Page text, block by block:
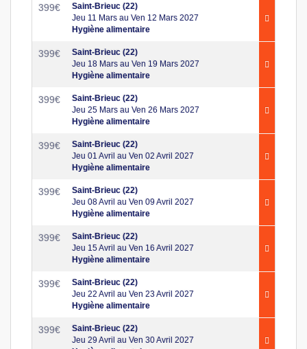
399€
Saint-Brieuc (22)
Jeu 11 Mars au Ven 12 Mars 2027
Hygiène alimentaire
399€
Saint-Brieuc (22)
Jeu 18 Mars au Ven 19 Mars 2027
Hygiène alimentaire
399€
Saint-Brieuc (22)
Jeu 25 Mars au Ven 26 Mars 2027
Hygiène alimentaire
399€
Saint-Brieuc (22)
Jeu 01 Avril au Ven 02 Avril 2027
Hygiène alimentaire
399€
Saint-Brieuc (22)
Jeu 08 Avril au Ven 09 Avril 2027
Hygiène alimentaire
399€
Saint-Brieuc (22)
Jeu 15 Avril au Ven 16 Avril 2027
Hygiène alimentaire
399€
Saint-Brieuc (22)
Jeu 22 Avril au Ven 23 Avril 2027
Hygiène alimentaire
399€
Saint-Brieuc (22)
Jeu 29 Avril au Ven 30 Avril 2027